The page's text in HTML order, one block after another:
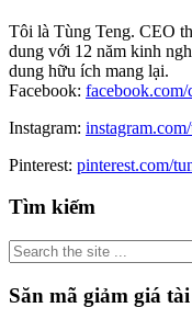
Tôi là Tùng Teng. CEO
dung với 12 năm kinh
dung hữu ích mang lại.
Facebook: facebook.com/
Instagram:
Pinterest: pinterest.com/
Primary
Sidebar
Tìm kiếm
Search
the
site
...
Săn mã giảm giá